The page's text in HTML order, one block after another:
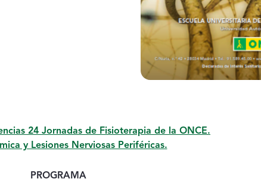
24 Jornadas de Fisioterapia de la ONCE.
y Lesiones Nerviosas Periféricas.
PROGRAMA